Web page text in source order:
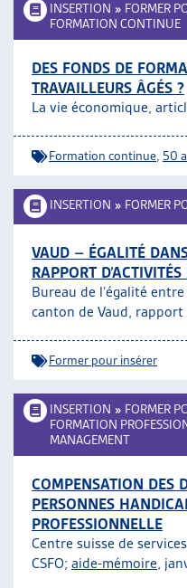
INSERTION » FORMER
FORMATION CONTINUE
DES FONDS DE
TRAVAILLEURS ÂGÉS ?
La vie économique,
Formation continue 50
INSERTION » FORMER
VAUD – ÉGALITÉ
RAPPORT D’ACTIVITÉS
Bureau de l’égalité
canton de Vaud, rapport
Former pour insérer
INSERTION » FORMER
FORMATION
MANAGEMENT
COMPENSATION DES
PERSONNES
PROFESSIONNELLE
Centre suisse de
CSFO; aide-mémoire,